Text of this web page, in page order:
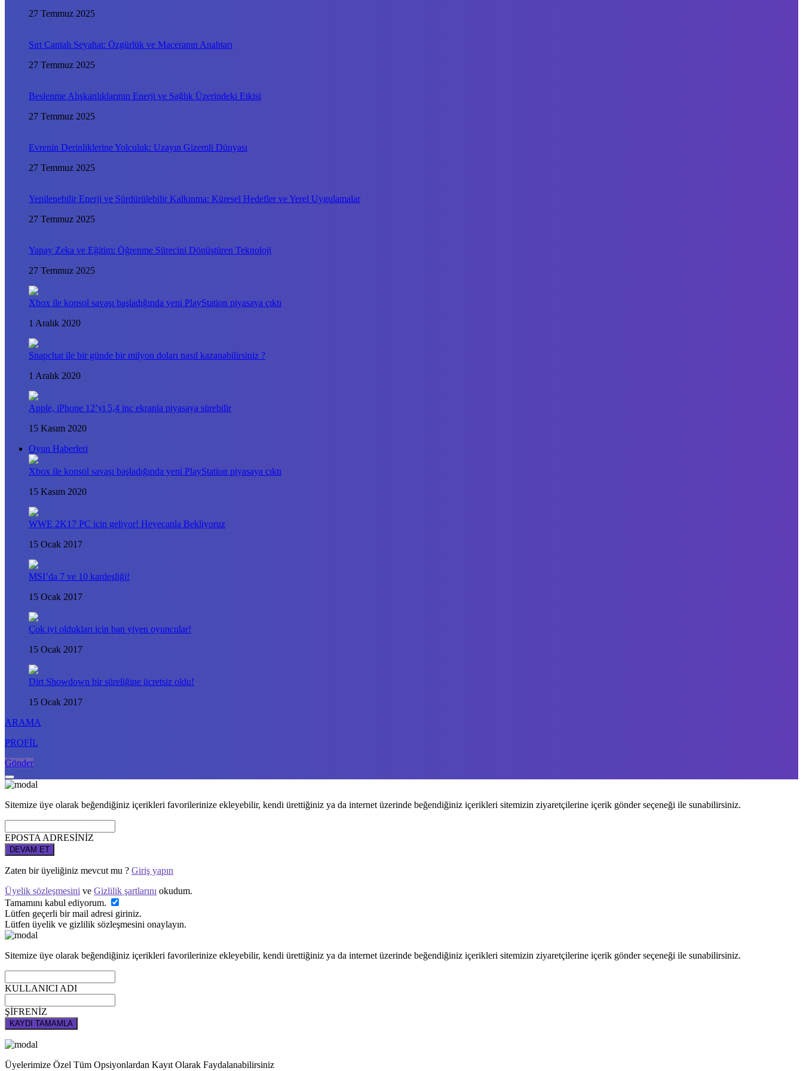
27 Temmuz 2025
Sırt Çantalı Seyahat: Özgürlük ve Maceranın Anahtarı
27 Temmuz 2025
Beslenme Alışkanlıklarının Enerji ve Sağlık Üzerindeki Etkisi
27 Temmuz 2025
Evrenin Derinliklerine Yolculuk: Uzayın Gizemli Dünyası
27 Temmuz 2025
Yenilenebilir Enerji ve Sürdürülebilir Kalkınma: Küresel Hedefler ve Yerel Uygulamalar
27 Temmuz 2025
Yapay Zeka ve Eğitim: Öğrenme Sürecini Dönüştüren Teknoloji
27 Temmuz 2025
Xbox ile konsol savaşı başladığında yeni PlayStation piyasaya çıktı
1 Aralık 2020
Snapchat ile bir günde bir milyon doları nasıl kazanabilirsiniz ?
1 Aralık 2020
Apple, iPhone 12’yi 5,4 inç ekranla piyasaya sürebilir
15 Kasım 2020
Oyun Haberleri
Xbox ile konsol savaşı başladığında yeni PlayStation piyasaya çıktı
15 Kasım 2020
WWE 2K17 PC için geliyor! Heyecanla Bekliyoruz
15 Ocak 2017
MSI’da 7 ve 10 kardeşliği!
15 Ocak 2017
Çok iyi oldukları için ban yiyen oyuncular!
15 Ocak 2017
Dirt Showdown bir süreliğine ücretsiz oldu!
15 Ocak 2017
ARAMA
PROFİL
Gönder
Sitemize üye olarak beğendiğiniz içerikleri favorilerinize ekleyebilir, kendi ürettiğiniz ya da internet üzerinde beğendiğiniz içerikleri sitemizin ziyaretçilerine içerik gönder seçeneği ile sunabilirsiniz.
EPOSTA ADRESİNİZ
DEVAM ET
Zaten bir üyeliğiniz mevcut mu ? Giriş yapın
Üyelik sözleşmesini ve Gizlilik şartlarını okudum.
Tamamını kabul ediyorum.
Lütfen geçerli bir mail adresi giriniz.
Lütfen üyelik ve gizlilik sözleşmesini onaylayın.
Sitemize üye olarak beğendiğiniz içerikleri favorilerinize ekleyebilir, kendi ürettiğiniz ya da internet üzerinde beğendiğiniz içerikleri sitemizin ziyaretçilerine içerik gönder seçeneği ile sunabilirsiniz.
KULLANICI ADI
ŞİFRENİZ
KAYDI TAMAMLA
Üyelerimize Özel Tüm Opsiyonlardan Kayıt Olarak Faydalanabilirsiniz